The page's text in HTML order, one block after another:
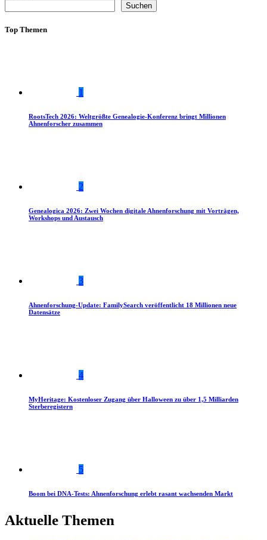
Suchen
Top Themen
1
RootsTech 2026: Weltgrößte Genealogie-Konferenz bringt Millionen
Ahnenforscher zusammen
2
Genealogica 2026: Zwei Wochen digitale Ahnenforschung mit Vorträgen,
Workshops und Austausch
3
Ahnenforschung-Update: FamilySearch veröffentlicht 18 Millionen neue
Datensätze
4
MyHeritage: Kostenloser Zugang über Halloween zu über 1,5 Milliarden
Sterberegistern
5
Boom bei DNA-Tests: Ahnenforschung erlebt rasant wachsenden Markt
Aktuelle Themen